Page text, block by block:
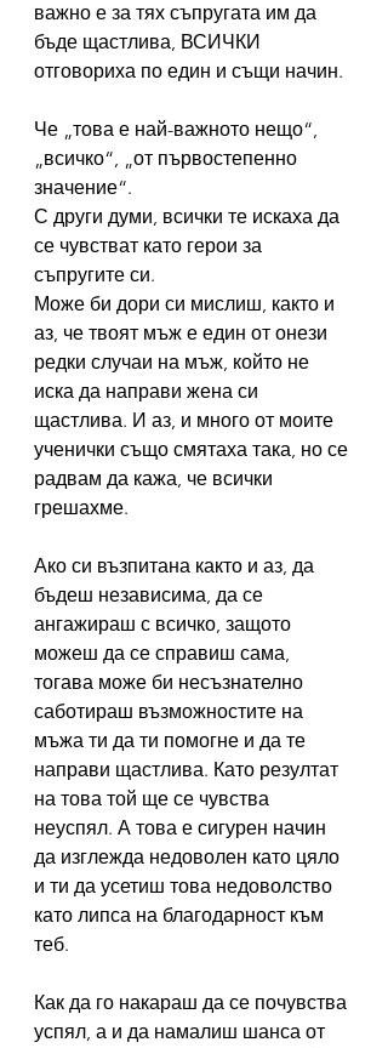
важно е за тях съпругата им да
бъде щастлива, ВСИЧКИ
отговориха по един и същи начин.
Че „това е най-важното нещо“,
„всичко“, „от първостепенно
значение“.
С други думи, всички те искаха да
се чувстват като герои за
съпругите си.
Може би дори си мислиш, както и
аз, че твоят мъж е един от онези
редки случаи на мъж, който не
иска да направи жена си
щастлива. И аз, и много от моите
ученички също смятаха така, но се
радвам да кажа, че всички
грешахме.
Ако си възпитана както и аз, да
бъдеш независима, да се
ангажираш с всичко, защото
можеш да се справиш сама,
тогава може би несъзнателно
саботираш възможностите на
мъжа ти да ти помогне и да те
направи щастлива. Като резултат
на това той ще се чувства
неуспял. А това е сигурен начин
да изглежда недоволен като цяло
и ти да усетиш това недоволство
като липса на благодарност към
теб.
Как да го накараш да се почувства
успял, а и да намалиш шанса от